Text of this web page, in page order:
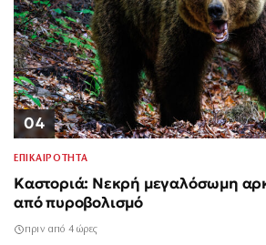
04
ΕΠΙΚΑΙΡΟΤΗΤΑ
Καστοριά: Νεκρή μεγαλόσωμη
από πυροβολισμό
πριν από 4 ώρες